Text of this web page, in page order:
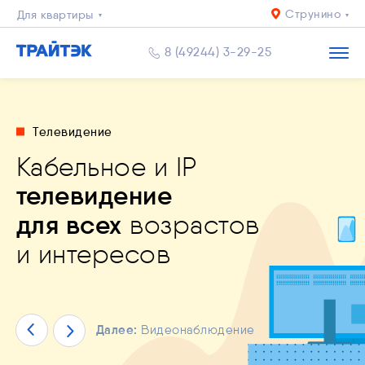
Для квартиры
Бизнесу
Струнино
8 (49244) 3-29-25
Интернет
любых задач
Телевидение
Кабельное и IP
телевидение
для всех возрастов
и интересов
за близких
приложение
Личный кабинет"
уже сейчас!
уровень
и комфорта
Далее: Видеонаблюдение